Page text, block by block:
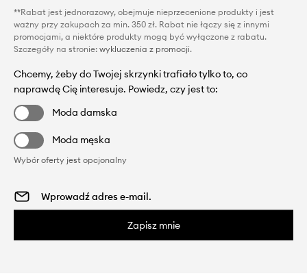
**Rabat jest jednorazowy, obejmuje nieprzecenione produkty i jest
ważny przy zakupach za min. 350 zł. Rabat nie łączy się z innymi
promocjami, a niektóre produkty mogą być wyłączone z rabatu.
Szczegóły na stronie: wykluczenia z promocji.
Chcemy, żeby do Twojej skrzynki trafiało tylko to, co
naprawdę Cię interesuje. Powiedz, czy jest to:
Moda damska
Moda męska
Wybór oferty jest opcjonalny
Zapisz mnie